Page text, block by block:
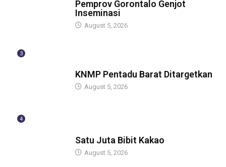
Pemprov Gorontalo Genjot
Inseminasi
August 5, 2026
3
KNMP Pentadu Barat Ditargetkan
August 5, 2026
4
Satu Juta Bibit Kakao
August 5, 2026